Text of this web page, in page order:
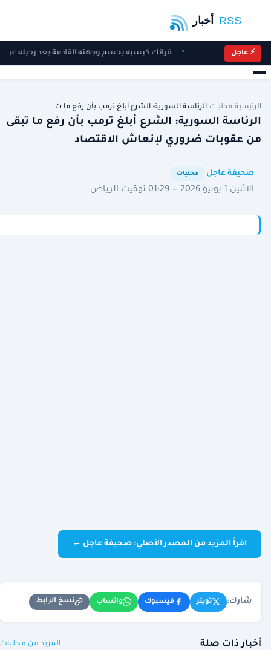
⚡ عاجل فرانك كيسيه يحسم وجهته القادمة بعد رحيله عن
الرئيسية محليات الرئاسة السورية: الشرع أبلغ ترمب بأن رفع ما ت…
الرئاسة السورية: الشرع أبلغ ترمب بأن رفع ما تبقى
من عقوبات ضروري لإنعاش الاقتصاد
صحيفة عاجل محليات
الاثنين 1 يونيو 2026 — 01:29 توقيت الرياض
اقرأ المزيد من المصدر الأصلي: صحيفة عاجل ←
شارك: تويتر فيسبوك واتساب نسخ الرابط
أخبار ذات صلة المزيد من محليات